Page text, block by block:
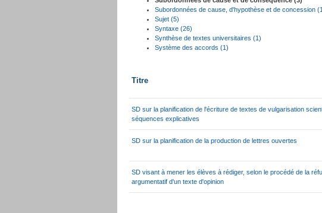
Subordonnées de cause, d'hypothèse et de concession
Sujet (5)
Syntaxe (26)
Synthèse de textes universitaires (1)
Système des accords (1)
Titre
SD sur la planification de l'écriture de textes de vulgarisation
séquences explicatives
SD sur la planification de la production de lettres ouvertes
SD visant à mener les élèves à rédiger, selon le procédé de la
argumentatif d'un texte d'opinion